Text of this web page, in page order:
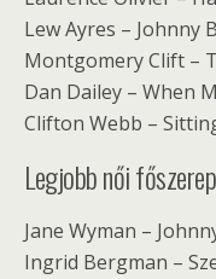
Lew Ayres – Johnny
Montgomery Clift –
Dan Dailey – When
Clifton Webb –
Legjobb női
Jane Wyman –
Ingrid Bergman –